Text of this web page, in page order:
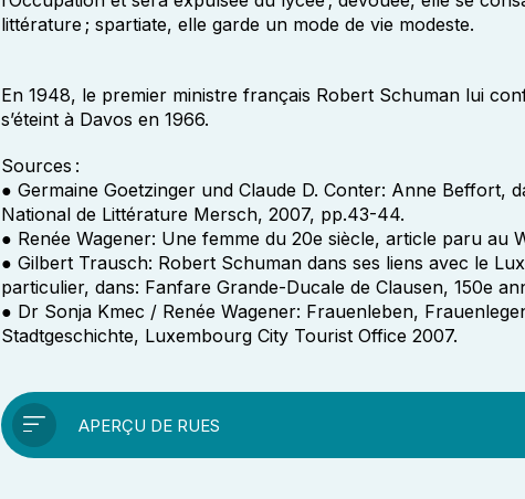
littérature ; spartiate, elle garde un mode de vie modeste.
En 1948, le premier ministre français Robert Schuman lui
s’éteint à Davos en 1966.
Sources :
● Germaine Goetzinger und Claude D. Conter: Anne Beffort,
National de Littérature Mersch, 2007, pp.43-44.
● Renée Wagener: Une femme du 20e siècle, article paru au
● Gilbert Trausch: Robert Schuman dans ses liens avec le
particulier, dans: Fanfare Grande-Ducale de Clausen, 150e
● Dr Sonja Kmec / Renée Wagener: Frauenleben,
Stadtgeschichte, Luxembourg City Tourist Office 2007.
APERÇU DE RUES